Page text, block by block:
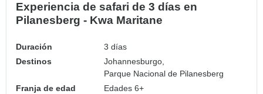
Experiencia de safari de 3 días en
Pilanesberg - Kwa Maritane
Duración
3 días
Destinos
Johannesburgo,
Parque Nacional de Pilanesberg
Franja de edad
Edades 6+